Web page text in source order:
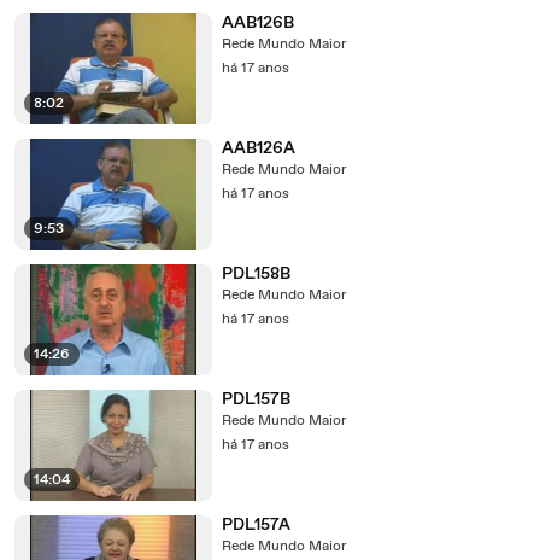
8:02
AAB126B
Rede Mundo Maior
há 17 anos
9:53
AAB126A
Rede Mundo Maior
há 17 anos
14:26
PDL158B
Rede Mundo Maior
há 17 anos
14:04
PDL157B
Rede Mundo Maior
há 17 anos
PDL157A
Rede Mundo Maior